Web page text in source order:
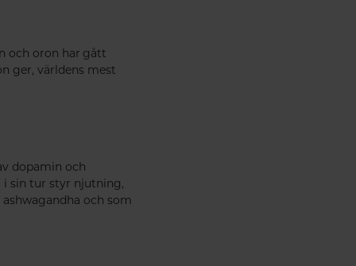
och oron har gått
ger, världens mest
dopamin och
i sin tur styr njutning,
och som